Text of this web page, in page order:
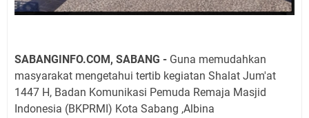
SABANGINFO.COM, SABANG - Guna memudahkan
masyarakat mengetahui tertib kegiatan Shalat Jum'at
1447 H, Badan Komunikasi Pemuda Remaja Masjid
Indonesia (BKPRMI) Kota Sabang ,Albina